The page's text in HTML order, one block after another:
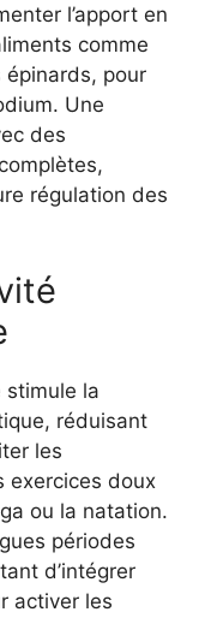
l’apport en
comme
épinards, pour
Une
des
régulation des
stimule la
réduisant
les
exercices doux
ou la natation.
périodes
d’intégrer
activer les